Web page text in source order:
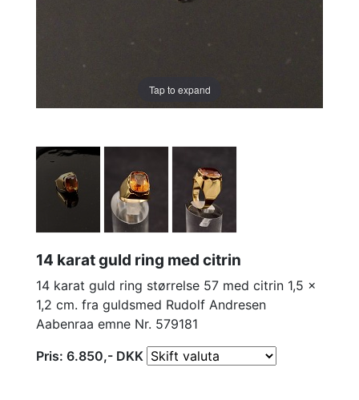
Tap to expand
14 karat guld ring med citrin
14 karat guld ring størrelse 57 med citrin 1,5 x
1,2 cm. fra guldsmed Rudolf Andresen
Aabenraa emne Nr. 579181
Pris: 6.850,- DKK